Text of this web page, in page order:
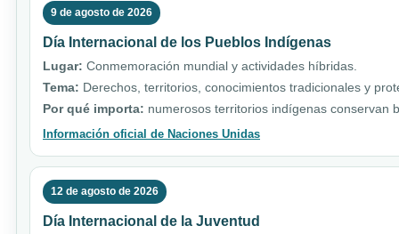
9 de agosto de 2026
Día Internacional de los Pueblos Indígenas
Lugar: Conmemoración mundial y actividades híbridas.
Tema: Derechos, territorios, conocimientos tradicionales y
Por qué importa: numerosos territorios indígenas conservan
Información oficial de Naciones Unidas
12 de agosto de 2026
Día Internacional de la Juventud